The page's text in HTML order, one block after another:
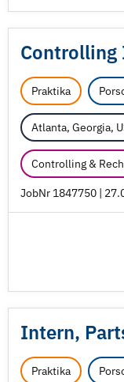
Controlling
Praktika
Atlanta, Georgia,
Controlling &
JobNr 1847750 |
Intern,
Praktika